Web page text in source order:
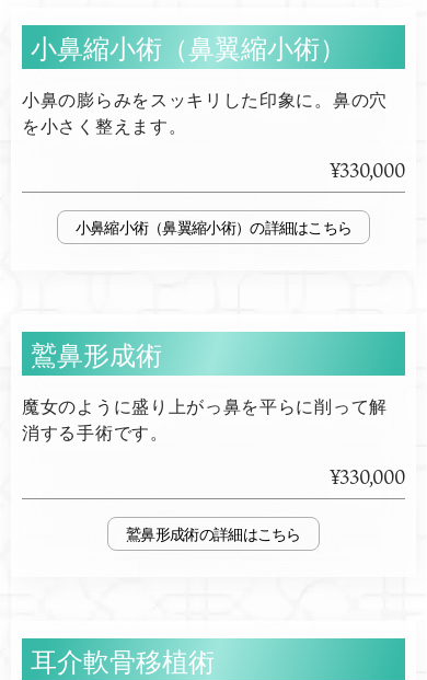
小鼻縮小術（鼻翼縮小術）
小鼻の膨らみをスッキリした印象に。鼻の穴
を小さく整えます。
¥330,000
小鼻縮小術（鼻翼縮小術）
鷲鼻形成術
魔女のように盛り上がっ鼻を平らに削って解
消する手術です。
¥330,000
鷲鼻形成術
耳介軟骨移植術